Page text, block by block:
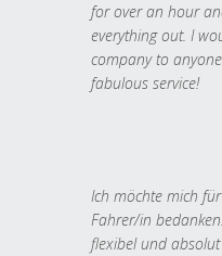
for over an hour
everything out. I
company to
fabulous service!
Ich möchte mich
Fahrer/in
flexibel und